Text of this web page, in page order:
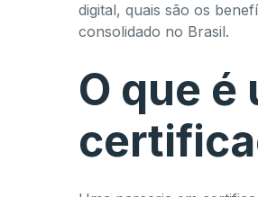
digital, quais são os
consolidado no Brasil.
O que é